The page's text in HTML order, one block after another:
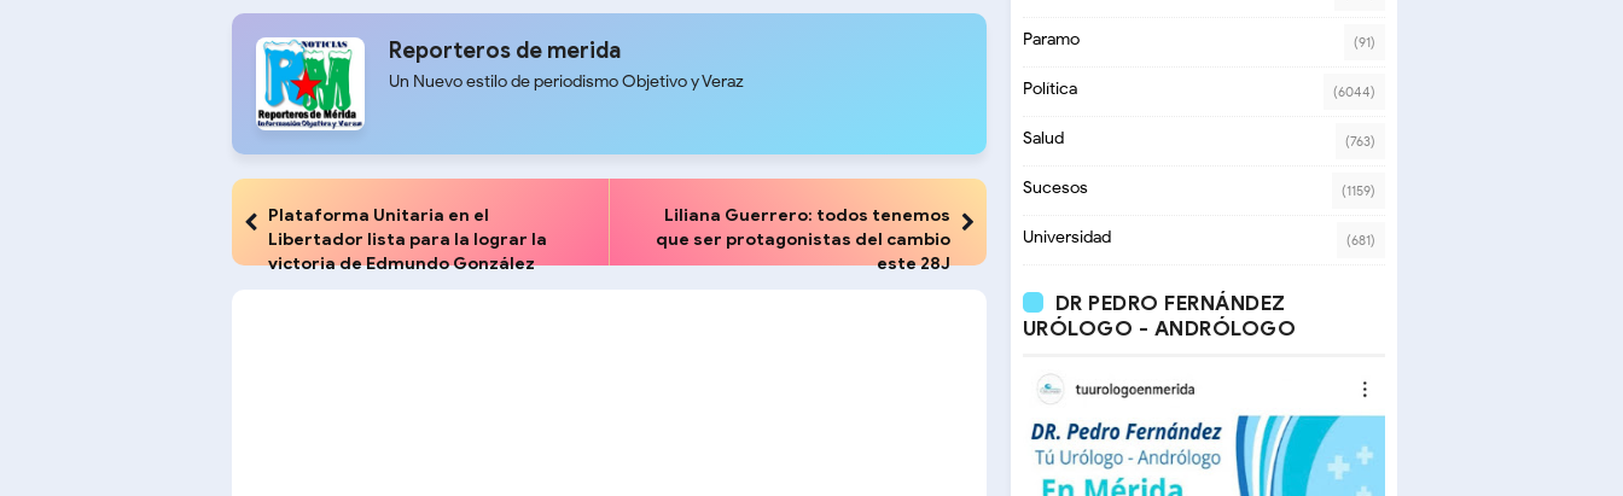
Reporteros de merida
Un Nuevo estilo de periodismo Objetivo y Veraz
Plataforma Unitaria en el
Libertador lista para la lograr la
victoria de Edmundo González
Liliana Guerrero: todos tenemos
que ser protagonistas del cambio
este 28J
Paramo (91)
Política (6044)
Salud (763)
Sucesos (1159)
Universidad (681)
DR PEDRO FERNÁNDEZ
URÓLOGO - ANDRÓLOGO